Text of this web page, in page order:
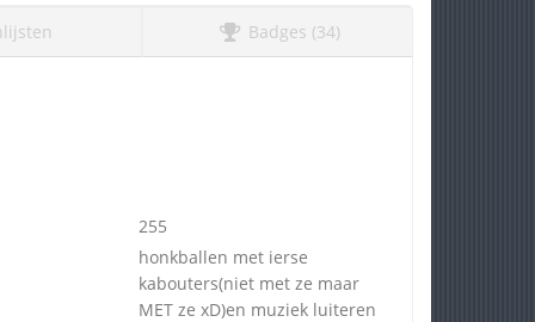
Badges (34)
255
honkballen met ierse
kabouters(niet met ze maar
MET ze xD)en muziek luiteren